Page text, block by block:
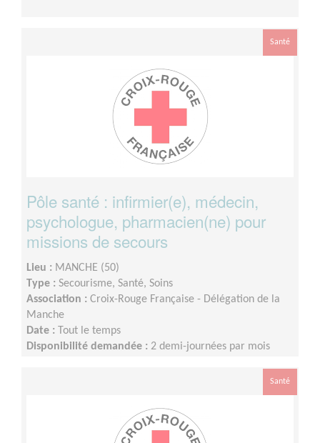
Santé
Pôle santé : infirmier(e), médecin,
psychologue, pharmacien(ne) pour
missions de secours
Lieu : MANCHE (50)
Type : Secourisme, Santé, Soins
Association : Croix-Rouge Française - Délégation de la
Manche
Date : Tout le temps
Disponibilité demandée : 2 demi-journées par mois
Santé